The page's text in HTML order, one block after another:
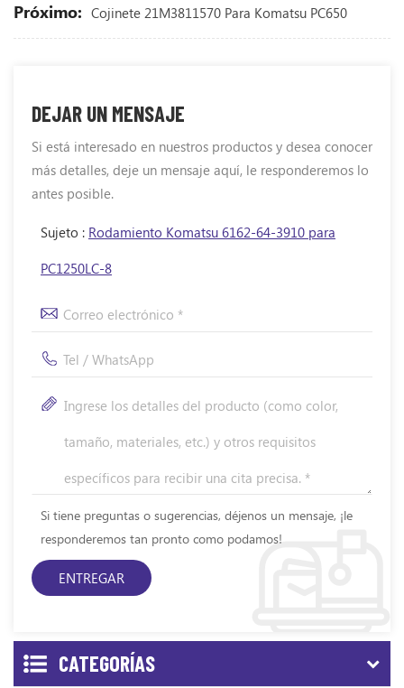
Próximo: Cojinete 21M3811570 Para Komatsu PC650
DEJAR UN MENSAJE
Si está interesado en nuestros productos y desea conocer
más detalles, deje un mensaje aquí, le responderemos lo
antes posible.
Sujeto : Rodamiento Komatsu 6162-64-3910 para
PC1250LC-8
Si tiene preguntas o sugerencias, déjenos un mensaje, ¡le
responderemos tan pronto como podamos!
CATEGORÍAS